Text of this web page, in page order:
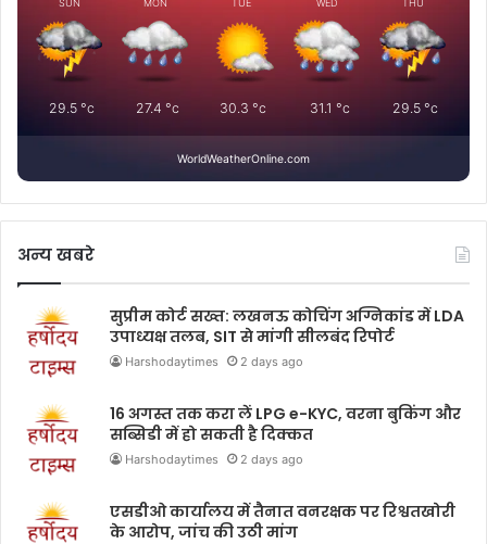
29.5°c 27.4 °c 30.3 °c 31.1 °c 29.5 °c
WorldWeatherOnline.com
अन्य खबरे
सुप्रीम कोर्ट सख्त: लखनऊ कोचिंग अग्निकांड में LDA
उपाध्यक्ष तलब, SIT से मांगी सीलबंद रिपोर्ट
Harshodaytimes 2 days ago
16 अगस्त तक करा लें LPG e-KYC, वरना बुकिंग और
सब्सिडी में हो सकती है दिक्कत
Harshodaytimes 2 days ago
एसडीओ कार्यालय में तैनात वनरक्षक पर रिश्वतखोरी
के आरोप, जांच की उठी मांग